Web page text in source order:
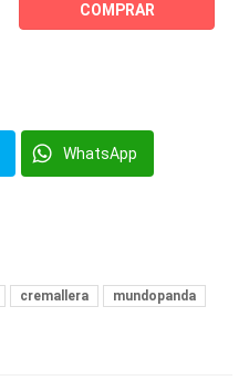
COMPRAR
WhatsApp
cremallera
mundopanda